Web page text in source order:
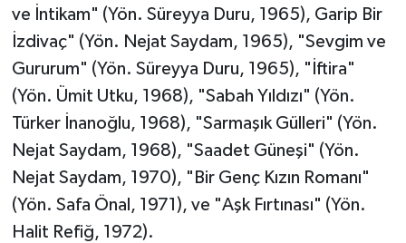
ve İntikam" (Yön. Süreyya Duru, 1965), Garip Bir
İzdivaç" (Yön. Nejat Saydam, 1965), "Sevgim ve
Gururum" (Yön. Süreyya Duru, 1965), "İftira"
(Yön. Ümit Utku, 1968), "Sabah Yıldızı" (Yön.
Türker İnanoğlu, 1968), "Sarmaşık Gülleri" (Yön.
Nejat Saydam, 1968), "Saadet Güneşi" (Yön.
Nejat Saydam, 1970), "Bir Genç Kızın Romanı"
(Yön. Safa Önal, 1971), ve "Aşk Fırtınası" (Yön.
Halit Refiğ, 1972).